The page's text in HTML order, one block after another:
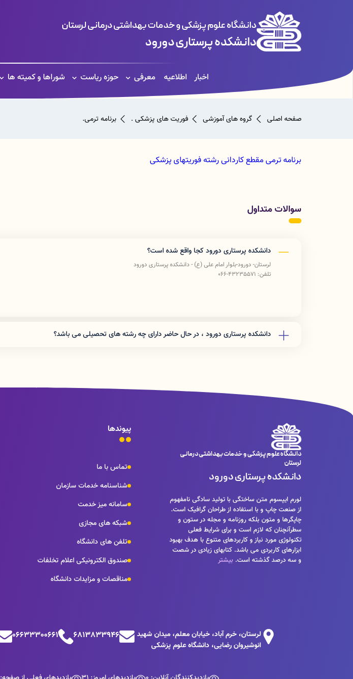
دانشگاه علوم پزشکی و خدمات بهداشتی درمانی لرستان
دانشکده پرستاری دورود
اخبار اطلاعیه معرفی حوزه ریاست شوراها و کمیته ها
صفحه اصلی گروه های آموزشی فوریت های پزشکی . برنامه ترمی.
برنامه ترمی مقطع کاردانی رشته فوریتهای پزشکی
سوالات متداول
دانشکده پرستاری دورود کجا واقع شده است؟
لرستان- دورود-بلوار امام علی (ع) - دانشکده پرستاری دورود
تلفن: 43235571-066
دانشکده پرستاری دورود ، در حال حاضر دارای چه رشته های تحصیلی می باشد؟
دانشگاه علوم پزشکی و خدمات بهداشتی درمانی
لرستان
دانشکده پرستاری دورود
لورم ایپسوم متن ساختگی با تولید سادگی نامفهوم
از صنعت چاپ و با استفاده از طراحان گرافیک است.
چاپگرها و متون بلکه روزنامه و مجله در ستون و
سطرآنچنان که لازم است و برای شرایط فعلی
تکنولوژی مورد نیاز و کاربردهای متنوع با هدف بهبود
ابزارهای کاربردی می باشد. کتابهای زیادی در شصت
و سه درصد گذشته است. بیشتر
پیوندها
تماس با ما
شناسنامه خدمات سازمان
سامانه میز خدمت
شبکه های مجازی
تلفن های دانشگاه
صندوق الکترونیکی اعلام تخلفات
مناقصات و مزایدات دانشگاه
لرستان، خرم آباد، خیابان معلم، میدان شهید
انوشیروان رضایی، دانشگاه علوم پزشکی
6813833946
06633300661